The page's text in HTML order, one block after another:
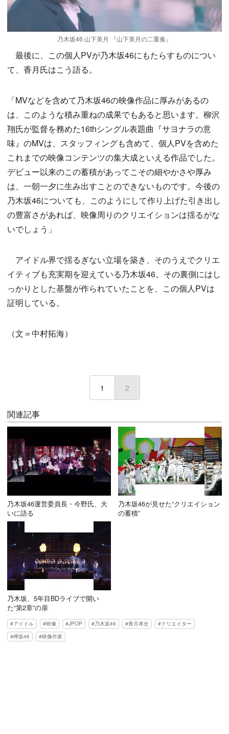
乃木坂46 山下美月 『山下美月の二重奏』
最後に、この個人PVが乃木坂46にもたらすものについ
て、香月氏はこう語る。
「MVなどを含めて乃木坂46の映像作品に厚みがあるの
は、このような積み重ねの成果でもあると思います。柳沢
翔氏が監督を務めた16thシングル表題曲『サヨナラの意
味』のMVは、スタッフィングも含めて、個人PVを含めた
これまでの映像コンテンツの集大成といえる作品でした。
デビュー以来のこの蓄積があってこその細やかさや厚み
は、一朝一夕に生み出すことのできないものです。今後の
乃木坂46についても、このようにして作り上げた引き出し
の豊富さがあれば、映像周りのクリエイションは揺るがな
いでしょう」
アイドル界で揺るぎない立場を築き、そのうえでクリエ
イティブも充実期を迎えている乃木坂46。その裏側にはし
っかりとした基盤が作られていたことを、この個人PVは
証明している。
（文＝中村拓海）
1 2
関連記事
乃木坂46運営委員長・今野氏、大
いに語る
乃木坂46が見せた“クリエイション
の蓄積”
乃木坂、5年目BDライブで開い
た“第2章”の扉
アイドル 映像 JPOP 乃木坂46 香月孝史
クリエイター
欅坂46
映像作家